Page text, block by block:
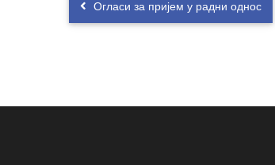
Огласи за пријем у радни однос